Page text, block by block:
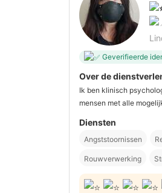
Geverifieerde
Over de
Ik ben klinisch
mensen met alle
Diensten
Angststoornissen
Rouwverwerking